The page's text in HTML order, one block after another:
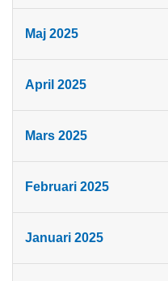
Maj 2025
April 2025
Mars 2025
Februari 2025
Januari 2025